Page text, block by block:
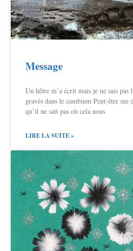
Message
Un hêtre m’a écrit mais je ne sais pas
gravés dans le cambium Peut-être
qu’il ne sait pas où cela nous
LIRE LA SUITE »